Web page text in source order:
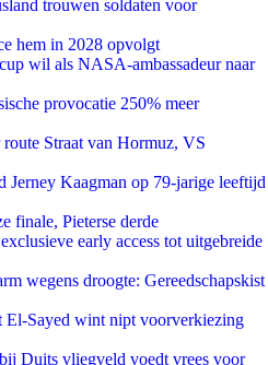
trouwen soldaten voor
hem in 2028 opvolgt
wil als NASA-ambassadeur naar
provocatie 250% meer
Straat van Hormuz, VS
Jerney Kaagman op 79-jarige leeftijd
finale, Pieterse derde
early access tot uitgebreide
wegens droogte: Gereedschapskist
El-Sayed wint nipt voorverkiezing
Duits vliegveld voedt vrees voor